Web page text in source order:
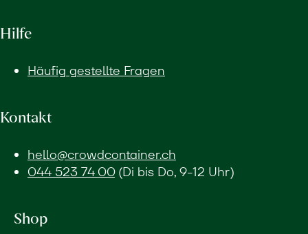
Hilfe
Häufig gestellte Fragen
Kontakt
hello@crowdcontainer.ch
044 523 74 00(Di bis Do, 9-12 Uhr)
Shop